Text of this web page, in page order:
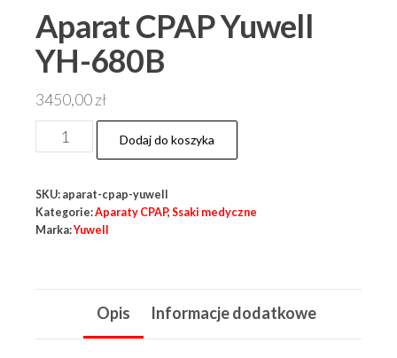
Aparat CPAP Yuwell
YH-680B
3450,00zł
ilość
Aparat
Yuwell
YH-
Dodaj do koszyka
SKU: aparat-cpap-yuwell
Kategorie:Aparaty CPAP, Ssaki medyczne
Marka:Yuwell
Opis Informacje dodatkowe